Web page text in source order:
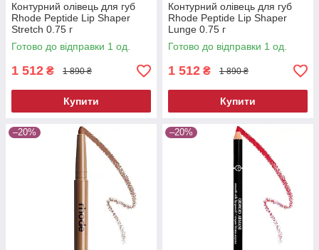
Контурний олівець для губ
Rhode Peptide Lip Shaper
Stretch 0.75 г
Готово до відправки 1 од.
1 512 ₴ 1 890 ₴
Купити
Контурний олівець для губ
Rhode Peptide Lip Shaper
Lunge 0.75 г
Готово до відправки 1 од.
1 512 ₴ 1 890 ₴
Купити
–20% –20%